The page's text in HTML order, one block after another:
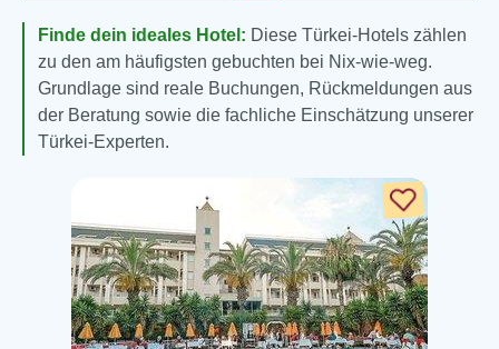
Finde dein ideales Hotel: Diese Türkei-Hotels zählen
zu den am häufigsten gebuchten bei Nix-wie-weg.
Grundlage sind reale Buchungen, Rückmeldungen aus
der Beratung sowie die fachliche Einschätzung unserer
Türkei-Experten.